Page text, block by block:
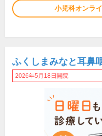
小児科オンラ
ふくしまみなと耳鼻
2026年5月18日開院